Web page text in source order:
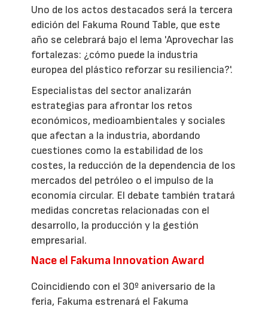
Uno de los actos destacados será la tercera
edición del Fakuma Round Table, que este
año se celebrará bajo el lema 'Aprovechar las
fortalezas: ¿cómo puede la industria
europea del plástico reforzar su resiliencia?'.
Especialistas del sector analizarán
estrategias para afrontar los retos
económicos, medioambientales y sociales
que afectan a la industria, abordando
cuestiones como la estabilidad de los
costes, la reducción de la dependencia de los
mercados del petróleo o el impulso de la
economía circular. El debate también tratará
medidas concretas relacionadas con el
desarrollo, la producción y la gestión
empresarial.
Nace el Fakuma Innovation Award
Coincidiendo con el 30º aniversario de la
feria, Fakuma estrenará el Fakuma